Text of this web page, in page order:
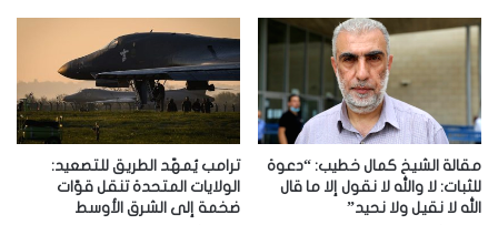
مقالة الشيخ كمال خطيب: “دعوة
للثبات: لا والله لا نقول إلا ما قال
الله لا نقيل ولا نحيد”
ترامب يُمهّد الطريق للتصعيد:
الولايات المتحدة تنقل قوّات
ضخمة إلى الشرق الأوسط